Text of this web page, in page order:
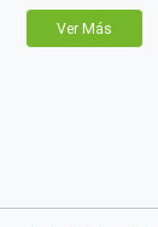
Ver Más